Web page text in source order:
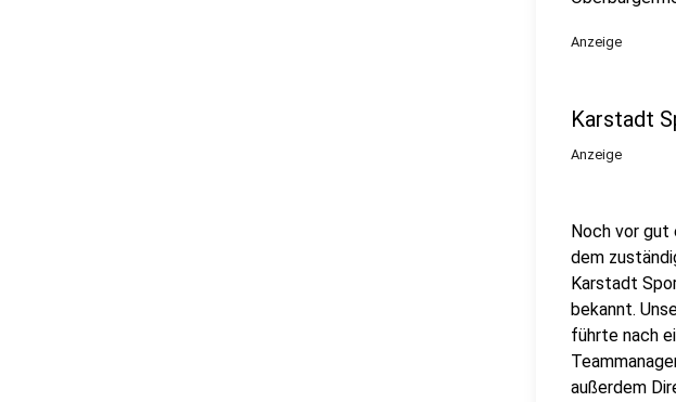
Anzeige
Karstadt
Anzeige
Noch vor gut
dem
Karstadt
bekannt.
führte nach
außerdem